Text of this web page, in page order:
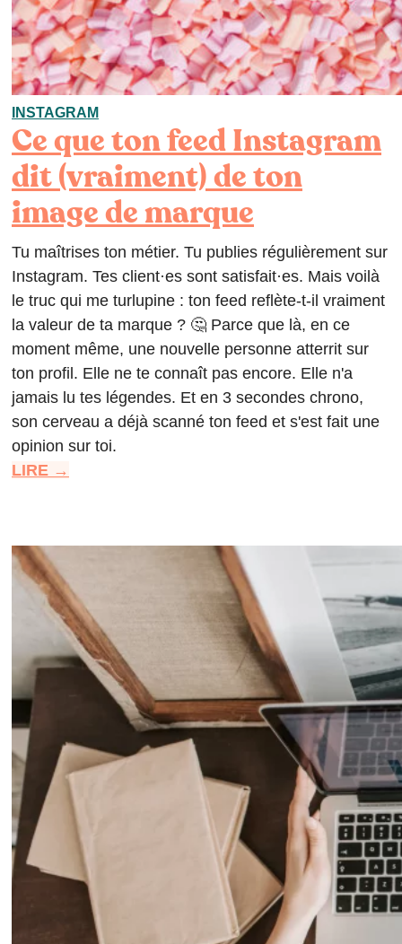
INSTAGRAM
Ce que ton feed Instagram
dit (vraiment) de ton
image de marque
Tu maîtrises ton métier. Tu publies régulièrement sur
Instagram. Tes client·es sont satisfait·es.​ Mais voilà
le truc qui me turlupine : ton feed reflète-t-il vraiment
la valeur de ta marque ?​ 🤔 Parce que là, en ce
moment même, une nouvelle personne atterrit sur
ton profil. Elle ne te connaît pas encore. Elle n'a
jamais lu tes légendes. Et en 3 secondes chrono,
son cerveau a déjà scanné ton feed et s'est fait une
opinion sur toi.​
LIRE →